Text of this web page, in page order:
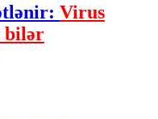
Virus
bilər